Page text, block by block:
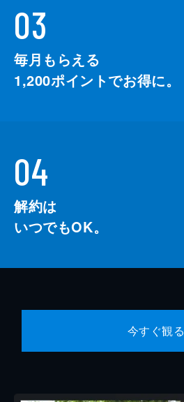
03
毎月もらえる
1,200ポイントでお得に。
04
解約は
いつでもOK。
今すぐ観る